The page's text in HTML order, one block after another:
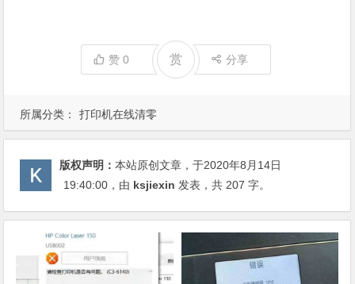
所属分类： 打印机在线清零
赞0 赏 分享
版权声明：本站原创文章，于2020年8月14日
19:40:00 ，由 ksjiexin 发表，共 207 字。